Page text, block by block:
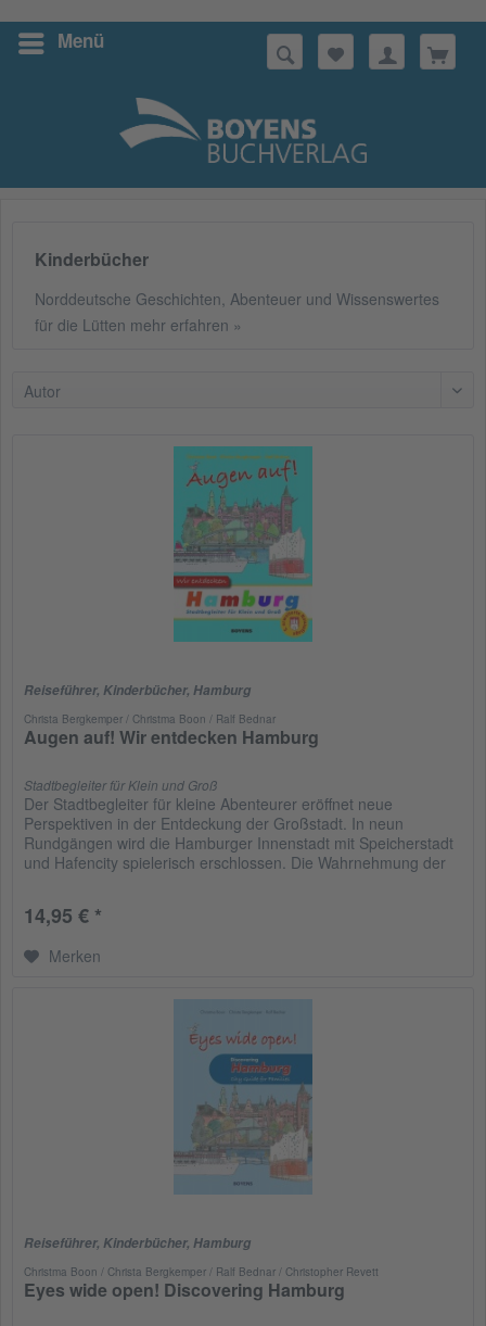
Menü
Kinderbücher
Norddeutsche Geschichten, Abenteuer und Wissenswertes
für die Lütten mehr erfahren »
Autor
Reiseführer,Kinderbücher,Hamburg
Christa Bergkemper / Christma Boon / Ralf Bednar
Augen auf! Wir entdecken Hamburg
Stadtbegleiter für Klein und Groß
Der Stadtbegleiter für kleine Abenteurer eröffnet neue
Perspektiven in der Entdeckung der Großstadt. In neun
Rundgängen wird die Hamburger Innenstadt mit Speicherstadt
und Hafencity spielerisch erschlossen. Die Wahrnehmung der
14,95 € *
Merken
Reiseführer,Kinderbücher,Hamburg
Christma Boon / Christa Bergkemper / Ralf Bednar / Christopher Revett
Eyes wide open! Discovering Hamburg